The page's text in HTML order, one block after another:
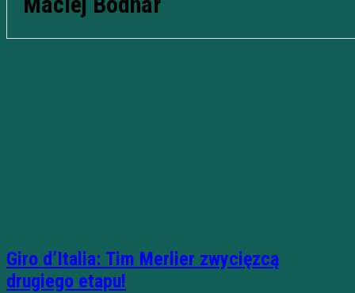
Giro d’Italia: Tim Merlier zwycięzcą
drugiego etapu!